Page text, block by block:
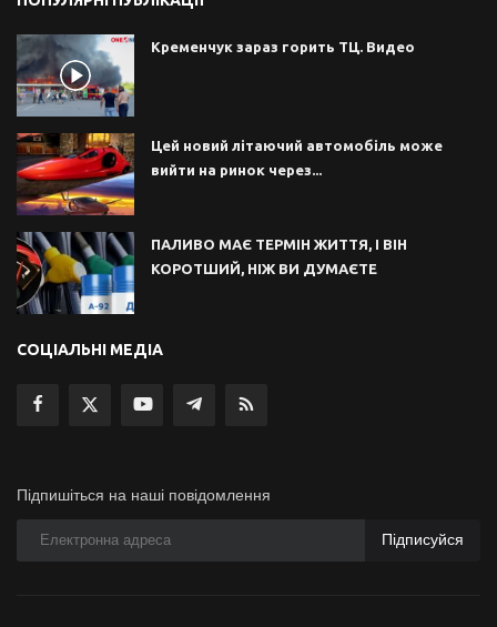
Кременчук зараз горить ТЦ. Видео
Цей новий літаючий автомобіль може
вийти на ринок через...
ПАЛИВО МАЄ ТЕРМІН ЖИТТЯ, І ВІН
КОРОТШИЙ, НІЖ ВИ ДУМАЄТЕ
СОЦІАЛЬНІ МЕДІА
Підпишіться на наші повідомлення
Підписуйся